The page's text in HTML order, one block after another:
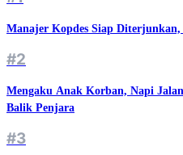
Manajer Kopdes Siap Diterjunkan,
#2
Mengaku Anak Korban, Napi
Balik Penjara
#3